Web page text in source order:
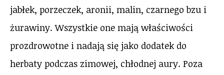
jabłek, porzeczek, aronii, malin, czarnego bzu i
żurawiny. Wszystkie one mają właściwości
prozdrowotne i nadają się jako dodatek do
herbaty podczas zimowej, chłodnej aury. Poza